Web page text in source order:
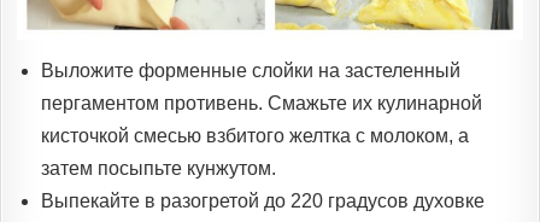
Выложите форменные слойки на застеленный
пергаментом противень. Смажьте их кулинарной
кисточкой смесью взбитого желтка с молоком, а
затем посыпьте кунжутом.
Выпекайте в разогретой до 220 градусов духовке